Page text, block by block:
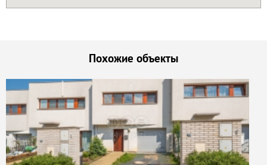
Похожие объекты